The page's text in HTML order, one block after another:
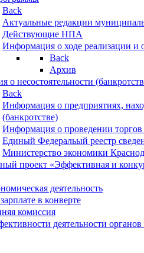
Back
Актуальные редакции
Действующие НПА
Информация о ходе реализации
Back
Архив
о несостоятельности
Back
Информация о предприятиях,
(банкротстве)
Информация о проведении
Единый Федеральый реестр
Министерство экономики
проект «Эффективная и
деятельность
в конверте
комиссия
деятельности